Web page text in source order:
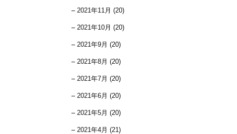
2021年11月 (20)
2021年10月 (20)
2021年9月 (20)
2021年8月 (20)
2021年7月 (20)
2021年6月 (20)
2021年5月 (20)
2021年4月 (21)